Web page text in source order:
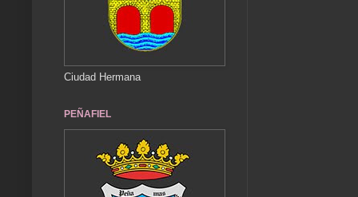
Ciudad Hermana
PEÑAFIEL